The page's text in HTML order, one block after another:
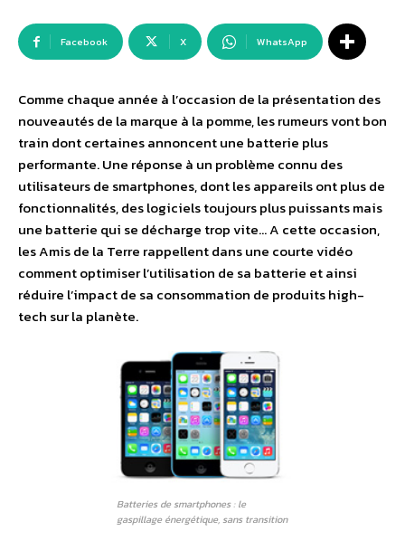
Facebook X WhatsApp
Comme chaque année à l’occasion de la présentation des
nouveautés de la marque à la pomme, les rumeurs vont bon
train dont certaines annoncent une batterie plus
performante. Une réponse à un problème connu des
utilisateurs de smartphones, dont les appareils ont plus de
fonctionnalités, des logiciels toujours plus puissants mais
une batterie qui se décharge trop vite… A cette occasion,
les Amis de la Terre rappellent dans une courte vidéo
comment optimiser l’utilisation de sa batterie et ainsi
réduire l’impact de sa consommation de produits high-
tech sur la planète.
Batteries de smartphones : le
gaspillage énergétique, sans transition